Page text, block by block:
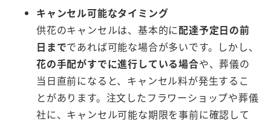
キャンセル可能なタイミング
供花のキャンセルは、基本的に配達予定日の前
日までであれば可能な場合が多いです。しかし、
花の手配がすでに進行している場合や、葬儀の
当日直前になると、キャンセル料が発生するこ
とがあります。注文したフラワーショップや葬儀
社に、キャンセル可能な期限を事前に確認して